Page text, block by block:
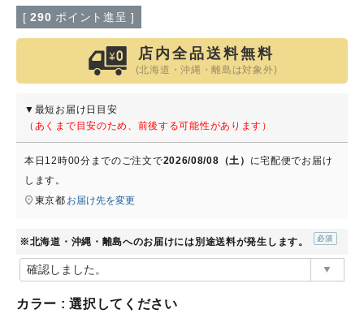
[ 290 ポイント進呈 ]
店内全品送料無料
(北海道・沖縄・離島は対象外)
▼最短お届け日目安
（あくまで目安のため、前後する可能性があります）
本日 12時00分 までのご注文で2026/08/08（土） に宅配便でお届け
します。
東京都 お届け先を変更
※北海道・沖縄・離島へのお届けには別途送料が発生します。
須)
カラー 選択してください